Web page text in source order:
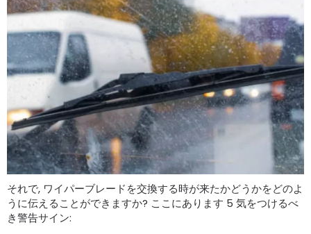
それで, ワイパーブレードを交換する時が来たかどうかをどのよ
うに伝えることができますか? ここにあります 5 気をつけるべ
き警告サイン: